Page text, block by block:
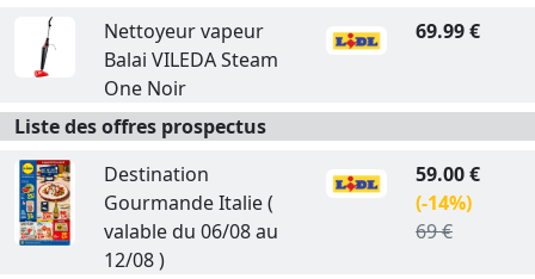
Nettoyeur vapeur
Balai VILEDA Steam
One Noir
69.99 €
Liste des offres prospectus
Destination
Gourmande Italie (
valable du 06/08 au
12/08 )
59.00 €
(-14%)
69 €